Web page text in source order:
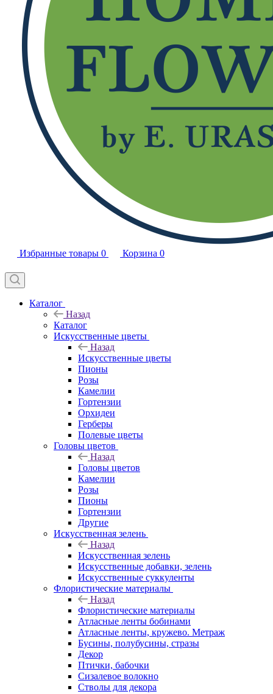
Избранные товары 0 Корзина 0
Каталог
Назад
Каталог
Искусственные цветы
Назад
Искусственные цветы
Пионы
Розы
Камелии
Гортензии
Орхидеи
Герберы
Полевые цветы
Головы цветов
Назад
Головы цветов
Камелии
Розы
Пионы
Гортензии
Другие
Искусственная зелень
Назад
Искусственная зелень
Искусственные добавки, зелень
Искусственные суккуленты
Флористические материалы
Назад
Флористические материалы
Атласные ленты бобинами
Атласные ленты, кружево. Метраж
Бусины, полубусины, стразы
Декор
Птички, бабочки
Сизалевое волокно
Стволы для декора